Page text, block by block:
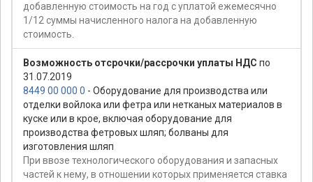
добавленную стоимость на год с уплатой ежемесячно
1/12 суммы начисленного налога на добавленную
стоимость.
Возможность отсрочки/рассрочки уплаты НДС по
31.07.2019
8449 00 000 0 - Оборудование для производства или
отделки войлока или фетра или нетканых материалов в
куске или в крое, включая оборудование для
производства фетровых шляп; болваны для
изготовления шляп
При ввозе технологического оборудования и запасных
частей к нему, в отношении которых применяется ставка